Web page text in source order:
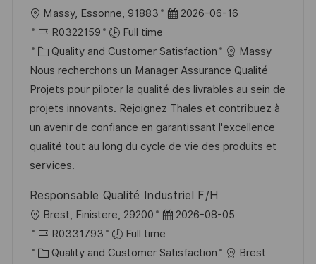
L
o
c
a
t
i
o
n
Massy, Essonne, 91883
P
s
t
e
d
D
a
2026-06-16
J
o
b
I
d
R0322159
Full time
C
a
t
e
g
o
r
Quality and Customer Satisfaction
Massy
Nous recherchons un Manager Assurance Qualité
Projets pour piloter la qualité des livrables au sein de
projets innovants. Rejoignez Thales et contribuez à
un avenir de confiance en garantissant l'excellence
qualité tout au long du cycle de vie des produits et
services.
Responsable Qualité Industriel F/H
L
o
c
Brest, Finistere, 29200
P
o
s
2026-08-05
J
o
R0331793
Full time
C Quality and Customer Satisfaction
Brest